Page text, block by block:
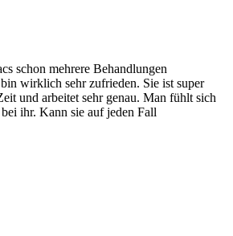
schon mehrere Behandlungen
wirklich sehr zufrieden. Sie ist super
und arbeitet sehr genau. Man fühlt sich
ihr. Kann sie auf jeden Fall